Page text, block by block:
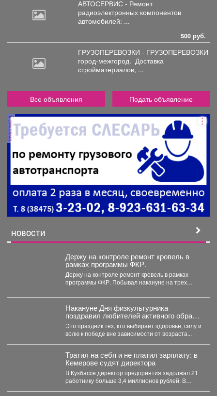
АВТОСЕРВИС - Ремонт
радиоэлектронных компонентов
автомобилей: ...
500 руб.
ГРУЗОПЕРЕВОЗКИ - ГРУЗОПЕРЕВОЗКИ
город-межгород. Доставка
стройматериалов, ...
Все объявления Подать объявление
реклама
НОВОСТИ
Держу на контроле ремонт кровель в
рамках программы ФКР.
Держу на контроле ремонт кровель в рамках
программы ФКР. Побывал накануне на трех
Накануне Дня физкультурника
поздравил любителей активного образа
жизни!
Это праздник тех, кто выбирает здоровье, силу и
волю к победе вне зависимости от возраста...
Тратил на себя и не платил зарплату: в
Кемерове судят директора
В Кузбассе директор предприятия задолжал 21
работнику больше 3,4 миллионов рублей. В